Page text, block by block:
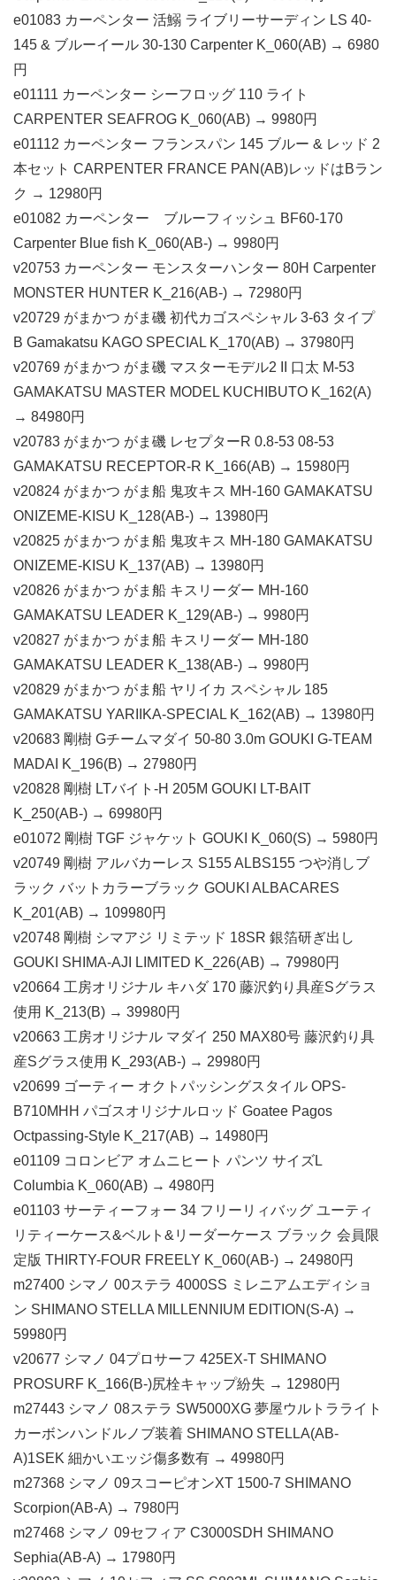
e01083 カーペンター 活鰯 ライブリーサーディン LS 40-
145 & ブルーイール 30-130 Carpenter K_060(AB) → 6980
円
e01111 カーペンター シーフロッグ 110 ライト
CARPENTER SEAFROG K_060(AB) → 9980円
e01112 カーペンター フランスパン 145 ブルー & レッド 2
本セット CARPENTER FRANCE PAN(AB)レッドはBラン
ク → 12980円
e01082 カーペンター ブルーフィッシュ BF60-170
Carpenter Blue fish K_060(AB-) → 9980円
v20753 カーペンター モンスターハンター 80H Carpenter
MONSTER HUNTER K_216(AB-) → 72980円
v20729 がまかつ がま磯 初代カゴスペシャル 3-63 タイプ
B Gamakatsu KAGO SPECIAL K_170(AB) → 37980円
v20769 がまかつ がま磯 マスターモデル2 II 口太 M-53
GAMAKATSU MASTER MODEL KUCHIBUTO K_162(A)
→ 84980円
v20783 がまかつ がま磯 レセプターR 0.8-53 08-53
GAMAKATSU RECEPTOR-R K_166(AB) → 15980円
v20824 がまかつ がま船 鬼攻キス MH-160 GAMAKATSU
ONIZEME-KISU K_128(AB-) → 13980円
v20825 がまかつ がま船 鬼攻キス MH-180 GAMAKATSU
ONIZEME-KISU K_137(AB) → 13980円
v20826 がまかつ がま船 キスリーダー MH-160
GAMAKATSU LEADER K_129(AB-) → 9980円
v20827 がまかつ がま船 キスリーダー MH-180
GAMAKATSU LEADER K_138(AB-) → 9980円
v20829 がまかつ がま船 ヤリイカ スペシャル 185
GAMAKATSU YARIIKA-SPECIAL K_162(AB) → 13980円
v20683 剛樹 Gチームマダイ 50-80 3.0m GOUKI G-TEAM
MADAI K_196(B) → 27980円
v20828 剛樹 LTバイト-H 205M GOUKI LT-BAIT
K_250(AB-) → 69980円
e01072 剛樹 TGF ジャケット GOUKI K_060(S) → 5980円
v20749 剛樹 アルバカーレス S155 ALBS155 つや消しブ
ラック バットカラーブラック GOUKI ALBACARES
K_201(AB) → 109980円
v20748 剛樹 シマアジ リミテッド 18SR 銀箔研ぎ出し
GOUKI SHIMA-AJI LIMITED K_226(AB) → 79980円
v20664 工房オリジナル キハダ 170 藤沢釣り具産Sグラス
使用 K_213(B) → 39980円
v20663 工房オリジナル マダイ 250 MAX80号 藤沢釣り具
産Sグラス使用 K_293(AB-) → 29980円
v20699 ゴーティー オクトパッシングスタイル OPS-
B710MHH パゴスオリジナルロッド Goatee Pagos
Octpassing-Style K_217(AB) → 14980円
e01109 コロンビア オムニヒート パンツ サイズL
Columbia K_060(AB) → 4980円
e01103 サーティーフォー 34 フリーリィバッグ ユーティ
リティーケース&ベルト&リーダーケース ブラック 会員限
定版 THIRTY-FOUR FREELY K_060(AB-) → 24980円
m27400 シマノ 00ステラ 4000SS ミレニアムエディショ
ン SHIMANO STELLA MILLENNIUM EDITION(S-A) →
59980円
v20677 シマノ 04プロサーフ 425EX-T SHIMANO
PROSURF K_166(B-)尻栓キャップ紛失 → 12980円
m27443 シマノ 08ステラ SW5000XG 夢屋ウルトラライト
カーボンハンドルノブ装着 SHIMANO STELLA(AB-
A)1SEK 細かいエッジ傷多数有 → 49980円
m27368 シマノ 09スコーピオンXT 1500-7 SHIMANO
Scorpion(AB-A) → 7980円
m27468 シマノ 09セフィア C3000SDH SHIMANO
Sephia(AB-A) → 17980円